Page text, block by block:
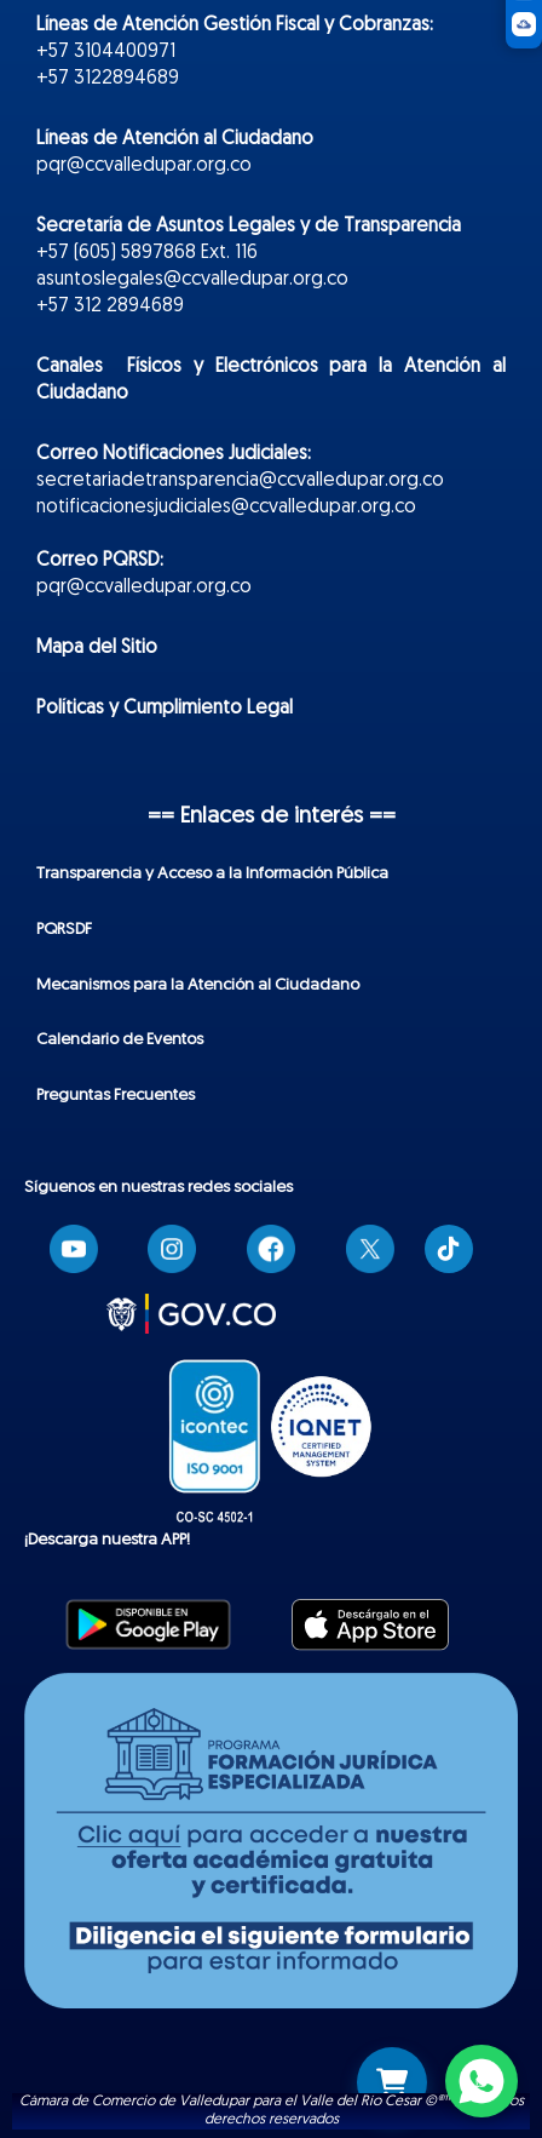
Líneas de Atención Gestión Fiscal y Cobranzas:
+57 3104400971
+57 3122894689
Líneas de Atención al Ciudadano
pqr@ccvalledupar.org.co
Secretaría de Asuntos Legales y de Transparencia
+57 (605) 5897868 Ext. 116
asuntoslegales@ccvalledupar.org.co
+57 312 2894689
Canales Físicos yElectrónicospara la Atención al
Ciudadano
Correo Notificaciones Judiciales:
secretariadetransparencia@ccvalledupar.org.co
notificacionesjudiciales@ccvalledupar.org.co
Correo PQRSD:
pqr@ccvalledupar.org.co
Mapa del Sitio
Políticas y Cumplimiento Legal
== Enlaces de interés ==
Transparencia y Acceso a la Información Pública
PQRSDF
Mecanismos para la Atención al Ciudadano
Calendario de Eventos
Preguntas Frecuentes
Síguenos en nuestras redes sociales
T
i
k
¡Descarga nuestra APP!
Cámara de Comercio de Valledupar para el Valle del Río Cesar ©®™ | Todos los
derechos reservados